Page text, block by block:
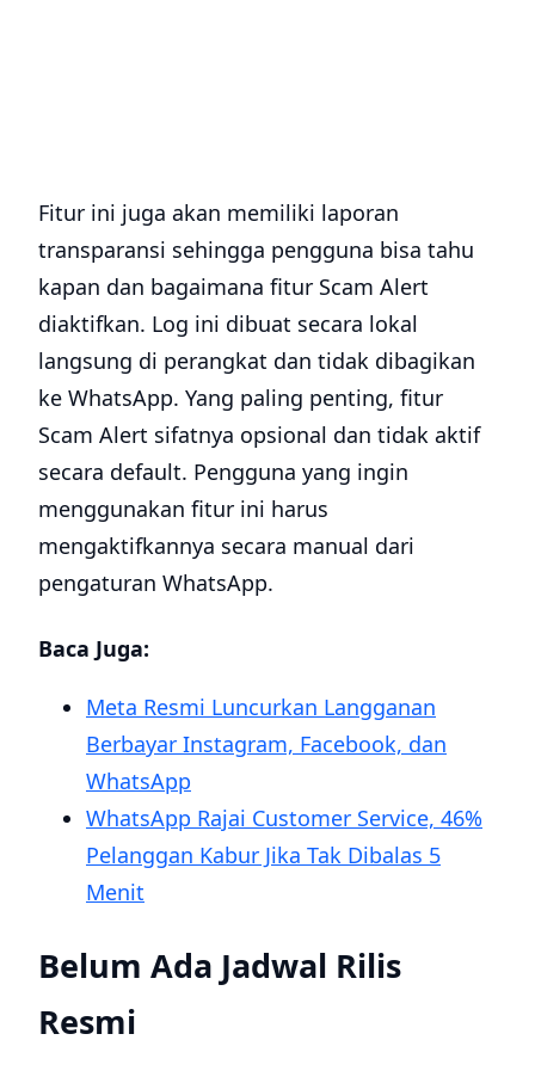
Fitur ini juga akan memiliki laporan
transparansi sehingga pengguna bisa tahu
kapan dan bagaimana fitur Scam Alert
diaktifkan. Log ini dibuat secara lokal
langsung di perangkat dan tidak dibagikan
ke WhatsApp. Yang paling penting, fitur
Scam Alert sifatnya opsional dan tidak aktif
secara default. Pengguna yang ingin
menggunakan fitur ini harus
mengaktifkannya secara manual dari
pengaturan WhatsApp.
Baca Juga:
Meta Resmi Luncurkan Langganan
Berbayar Instagram, Facebook, dan
WhatsApp
WhatsApp Rajai Customer Service, 46%
Pelanggan Kabur Jika Tak Dibalas 5
Menit
Belum Ada Jadwal Rilis
Resmi